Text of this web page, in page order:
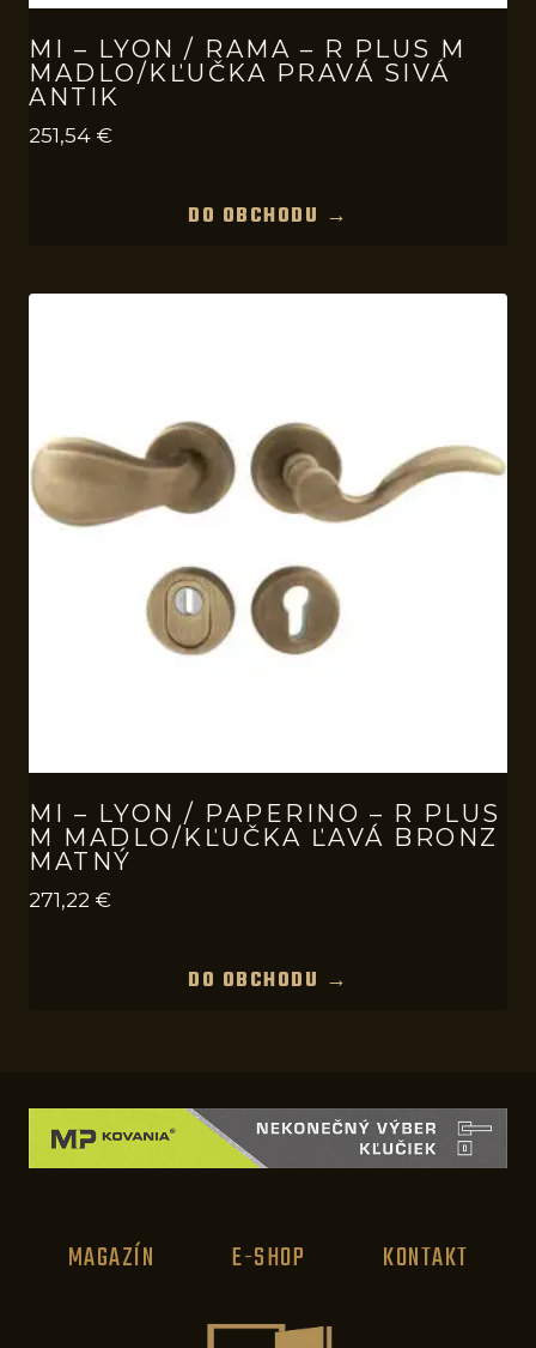
MI – LYON / RAMA – R PLUS M
MADLO/KĽUČKA PRAVÁ SIVÁ
ANTIK
251,54 €
DO OBCHODU →
MI – LYON / PAPERINO – R PLUS
M MADLO/KĽUČKA ĽAVÁ BRONZ
MATNÝ
271,22 €
DO OBCHODU →
MAGAZÍN E-SHOP KONTAKT